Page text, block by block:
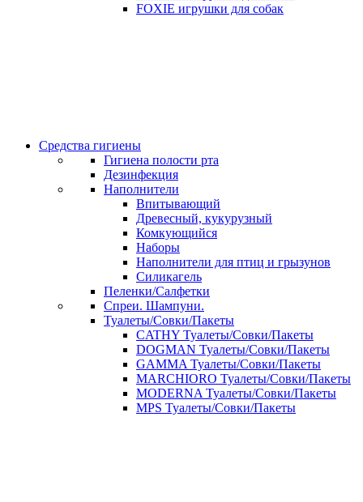
FOXIE игрушки для собак
Средства гигиены
Гигиена полости рта
Дезинфекция
Наполнители
Впитывающий
Древесный, кукурузный
Комкующийся
Наборы
Наполнители для птиц и грызунов
Силикагель
Пеленки/Салфетки
Спреи. Шампуни.
Туалеты/Совки/Пакеты
CATHY Туалеты/Совки/Пакеты
DOGMAN Туалеты/Совки/Пакеты
GAMMA Туалеты/Совки/Пакеты
MARCHIORO Туалеты/Совки/Пакеты
MODERNA Туалеты/Совки/Пакеты
MPS Туалеты/Совки/Пакеты